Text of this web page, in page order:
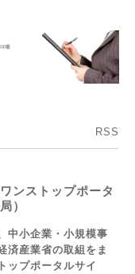
RSS
ンストップポータ
）
中小企業・小規模事
済産業省の取組をま
ップポータルサイ